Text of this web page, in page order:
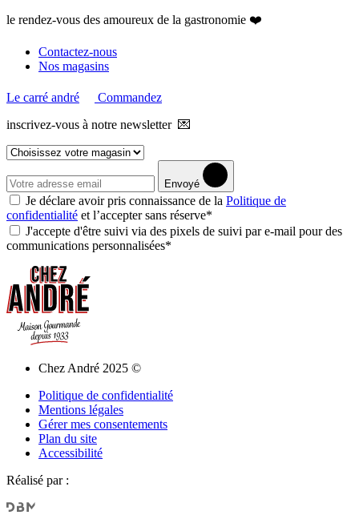
le rendez-vous des amoureux de la gastronomie ❤️
Contactez-nous
Nos magasins
Le carré andré
Commandez
inscrivez-vous à notre newsletter 💌
Envoyé
Je déclare avoir pris connaissance de la Politique de
confidentialité et l’accepter sans réserve*
J'accepte d'être suivi via des pixels de suivi par e-mail pour des
communications personnalisées*
Chez André 2025 ©
Politique de confidentialité
Mentions légales
Gérer mes consentements
Plan du site
Accessibilité
Réalisé par :